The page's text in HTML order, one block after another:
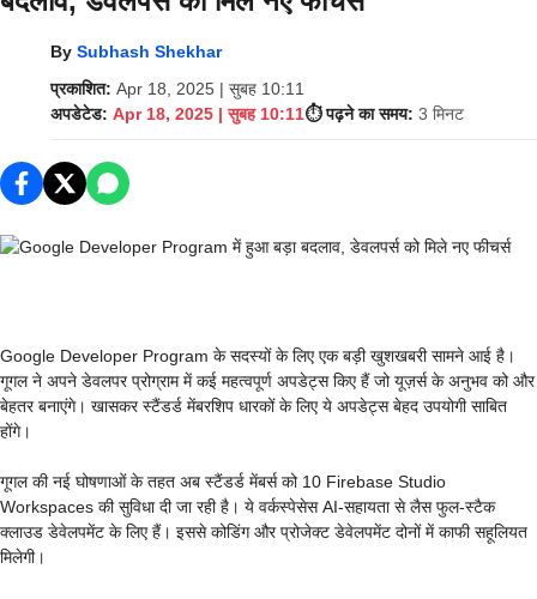
By Subhash Shekhar
प्रकाशित: Apr 18, 2025 | सुबह 10:11
अपडेटेड: Apr 18, 2025 | सुबह 10:11⏱️ पढ़ने का समय: 3 मिनट
Google Developer Program के सदस्यों के लिए एक बड़ी खुशखबरी सामने आई है।
गूगल ने अपने डेवलपर प्रोग्राम में कई महत्वपूर्ण अपडेट्स किए हैं जो यूज़र्स के अनुभव को और
बेहतर बनाएंगे। खासकर स्टैंडर्ड मेंबरशिप धारकों के लिए ये अपडेट्स बेहद उपयोगी साबित
होंगे।
गूगल की नई घोषणाओं के तहत अब स्टैंडर्ड मेंबर्स को 10 Firebase Studio
Workspaces की सुविधा दी जा रही है। ये वर्कस्पेसेस AI-सहायता से लैस फुल-स्टैक
क्लाउड डेवेलपमेंट के लिए हैं। इससे कोडिंग और प्रोजेक्ट डेवेलपमेंट दोनों में काफी सहूलियत
मिलेगी।